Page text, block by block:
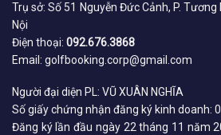
Trụ sở: Số 51 Nguyễn Đức Cảnh, P. Tương
Nội
Điện thoại: 092.676.3868
Email: golfbooking.corp@gmail.com
Người đại diện PL: VŨ XUÂN NGHĨA
Số giấy chứng nhận đăng ký kinh doanh:
Đăng ký lần đầu ngày 22 tháng 11 năm